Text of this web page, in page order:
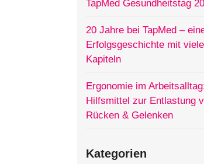
TapMed Gesundheitstag
20 Jahre bei TapMed –
Erfolgsgeschichte mit
Kapiteln
Ergonomie im
Hilfsmittel zur Entlastung
Rücken & Gelenken
Kategorien